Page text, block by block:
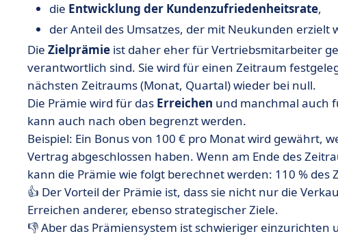
die Entwicklung der Kundenzufriedenheitsrate,
der Anteil des Umsatzes, der mit Neukunden erzielt
Die Zielprämie ist daher eher für Vertriebsmitarbeiter
verantwortlich sind. Sie wird für einen Zeitraum
nächsten Zeitraums (Monat, Quartal) wieder bei null.
Die Prämie wird für das Erreichen und manchmal auch
kann auch nach oben begrenzt werden.
Beispiel: Ein Bonus von 100 € pro Monat wird gewährt,
Vertrag abgeschlossen haben. Wenn am Ende des
kann die Prämie wie folgt berechnet werden: 110 % des
👍 Der Vorteil der Prämie ist, dass sie nicht nur die
Erreichen anderer, ebenso strategischer Ziele.
👎 Aber das Prämiensystem ist schwieriger